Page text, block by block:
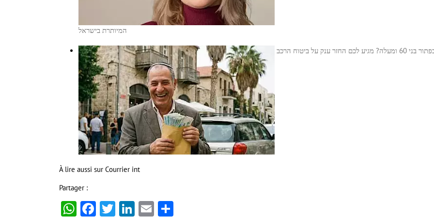
המיותרת בישראל
À lire aussi sur Courrier int
Partager :
WhatsApp
Facebook
Twitter
LinkedIn
Email